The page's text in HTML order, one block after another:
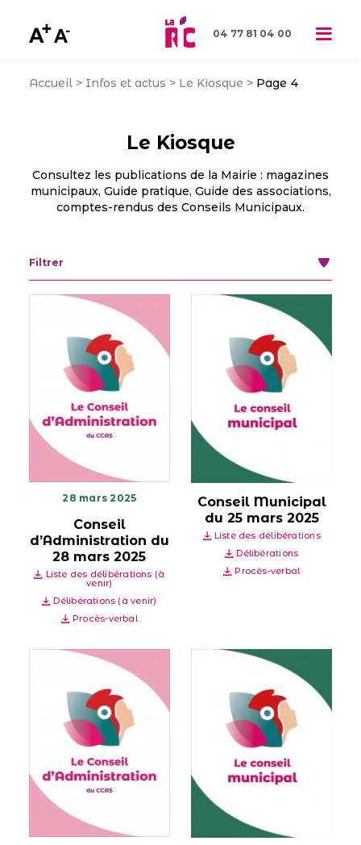
04 77 81 04 00
Accueil> Infos et actus > Le Kiosque > Page 4
Le Kiosque
Consultez les publications de la Mairie : magazines
municipaux, Guide pratique, Guide des associations,
comptes-rendus des Conseils Municipaux.
Filtrer
28 mars 2025
Conseil
d’Administration du
28 mars 2025
Liste des délibérations (à
venir)
Délibérations (à venir)
Procès-verbal
Conseil Municipal
du 25 mars 2025
Liste des délibérations
Délibérations
Procès-verbal